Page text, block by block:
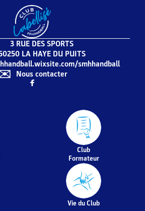
3 RUE DES SPORTS
LA HAYE DU PUITS
smhhandball
Nous contacter
Club
Formateur
Vie du Club